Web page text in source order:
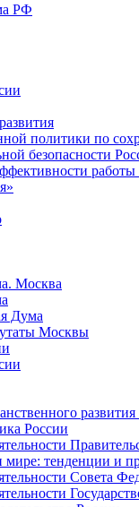
РФ
политики по
безопасности
работы
Москва
Дума
Москвы
России
тенденции и
Совета